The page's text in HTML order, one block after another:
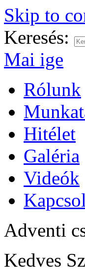
Skip to
Keresés:
Mai ige
Rólunk
Hitélet
Galéria
Videók
Adventi
Kedves